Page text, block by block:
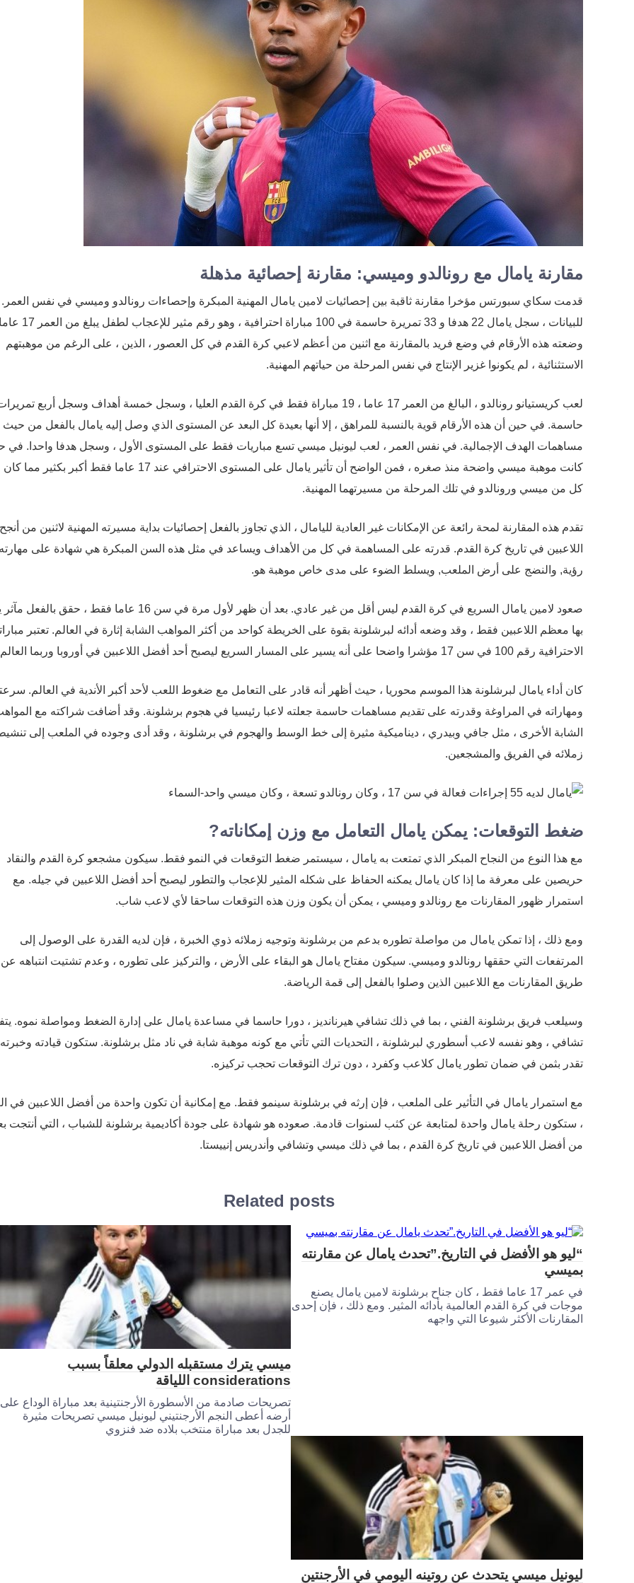
مقارنة يامال مع رونالدو وميسي: مقارنة إحصائية مذهلة
قدمت سكاي سبورتس مؤخرا مقارنة ثاقبة بين إحصائيات لامين يامال المهنية المبكرة وإحصاءات رونالدو وميسي في نفس العمر.
للبيانات ، سجل يامال 22 هدفا و 33 تمريرة حاسمة في 100 مباراة احترافية ، وهو رقم مثير
وضعته هذه الأرقام في وضع فريد بالمقارنة مع اثنين من أعظم لاعبي كرة القدم في كل العصور ، الذين ، على الرغم من موهبتهم
الاستثنائية ، لم يكونوا غزير الإنتاج في نفس المرحلة من حياتهم المهنية.
لعب كريستيانو رونالدو ، البالغ من العمر 17 عاما ، 19 مباراة فقط في كرة القدم العليا ، وسجل خمسة أهداف وسجل أربع
حاسمة. في حين أن هذه الأرقام قوية بالنسبة للمراهق ، إلا أنها بعيدة كل البعد عن المستوى الذي وصل إليه يامال بالفعل من حيث
مساهمات الهدف الإجمالية. في نفس العمر ، لعب ليونيل ميسي تسع مباريات فقط على المستوى الأول ، وسجل هدفا واحدا. في
كانت موهبة ميسي واضحة منذ صغره ، فمن الواضح أن تأثير يامال على المستوى الاحترافي عند 17 عاما فقط أكبر
كل من ميسي ورونالدو في تلك المرحلة من مسيرتهما المهنية.
تقدم هذه المقارنة لمحة رائعة عن الإمكانات غير العادية لليامال ، الذي تجاوز بالفعل إحصائيات بداية مسيرته المهنية لاثنين من أنجح
اللاعبين في تاريخ كرة القدم. قدرته على المساهمة في كل من الأهداف ويساعد في مثل هذه السن المبكرة هي شهادة على
رؤية, والنضج على أرض الملعب, ويسلط الضوء على مدى خاص موهبة هو.
صعود لامين يامال السريع في كرة القدم ليس أقل من غير عادي. بعد أن ظهر لأول مرة في سن 16 عاما فقط ، حقق
بها معظم اللاعبين فقط ، وقد وضعه أدائه لبرشلونة بقوة على الخريطة كواحد من أكثر المواهب الشابة إثارة في العالم. تعتبر
الاحترافية رقم 100 في سن 17 مؤشرا واضحا على أنه يسير على المسار السريع ليصبح أحد أفضل اللاعبين في أوروبا وربما العالم.
كان أداء يامال لبرشلونة هذا الموسم محوريا ، حيث أظهر أنه قادر على التعامل مع ضغوط اللعب لأحد أكبر الأندية في العالم.
ومهاراته في المراوغة وقدرته على تقديم مساهمات حاسمة جعلته لاعبا رئيسيا في هجوم برشلونة. وقد أضافت شراكته مع
الشابة الأخرى ، مثل جافي وبيدري ، ديناميكية مثيرة إلى خط الوسط والهجوم في برشلونة ، وقد أدى وجوده في الملعب إلى
زملائه في الفريق والمشجعين.
ضغط التوقعات: يمكن يامال التعامل مع وزن إمكاناته?
مع هذا النوع من النجاح المبكر الذي تمتعت به يامال ، سيستمر ضغط التوقعات في النمو فقط. سيكون مشجعو كرة القدم والنقاد
حريصين على معرفة ما إذا كان يامال يمكنه الحفاظ على شكله المثير للإعجاب والتطور ليصبح أحد أفضل اللاعبين في جيله. مع
استمرار ظهور المقارنات مع رونالدو وميسي ، يمكن أن يكون وزن هذه التوقعات ساحقا لأي لاعب شاب.
ومع ذلك ، إذا تمكن يامال من مواصلة تطوره بدعم من برشلونة وتوجيه زملائه ذوي الخبرة ، فإن لديه القدرة على الوصول إلى
المرتفعات التي حققها رونالدو وميسي. سيكون مفتاح يامال هو البقاء على الأرض ، والتركيز على تطوره ، وعدم تشتيت انتباهه عن
طريق المقارنات مع اللاعبين الذين وصلوا بالفعل إلى قمة الرياضة.
وسيلعب فريق برشلونة الفني ، بما في ذلك تشافي هيرنانديز ، دورا حاسما في مساعدة يامال على إدارة الضغط ومواصلة نموه.
تشافي ، وهو نفسه لاعب أسطوري لبرشلونة ، التحديات التي تأتي مع كونه موهبة شابة في ناد مثل برشلونة. ستكون قيادته وخبرته
تقدر بثمن في ضمان تطور يامال كلاعب وكفرد ، دون ترك التوقعات تحجب تركيزه.
مع استمرار يامال في التأثير على الملعب ، فإن إرثه في برشلونة سينمو فقط. مع إمكانية أن تكون واحدة من أفضل اللاعبين في
، ستكون رحلة يامال واحدة لمتابعة عن كثب لسنوات قادمة. صعوده هو شهادة على جودة أكاديمية برشلونة للشباب ، التي أنتجت
من أفضل اللاعبين في تاريخ كرة القدم ، بما في ذلك ميسي وتشافي وأندريس إنييستا.
Related posts
“ليو هو الأفضل في التاريخ.”تحدث يامال عن مقارنته
بميسي
في عمر 17 عاما فقط ، كان جناح برشلونة لامين يامال يصنع
موجات في كرة القدم العالمية بأدائه المثير. ومع ذلك ، فإن إحدى
المقارنات الأكثر شيوعا التي واجهه
ميسي يترك مستقبله الدولي معلقاً بسبب
considerations اللياقة
تصريحات صادمة من الأسطورة الأرجنتينية بعد مباراة الوداع على
أرضه أعطى النجم الأرجنتيني ليونيل ميسي تصريحات مثيرة
للجدل بعد مباراة منتخب بلاده ضد فنزوي
ليونيل ميسي يتحدث عن روتينه اليومي في الأرجنتين